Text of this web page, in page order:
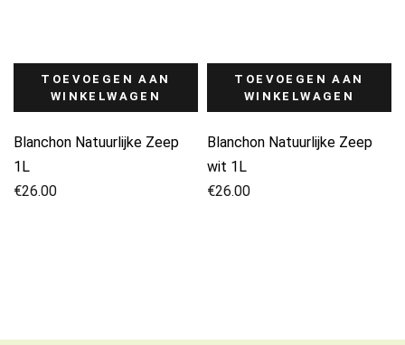
TOEVOEGEN AAN
WINKELWAGEN
Blanchon Natuurlijke Zeep
1L
€26.00
TOEVOEGEN AAN
WINKELWAGEN
Blanchon Natuurlijke Zeep
wit 1L
€26.00